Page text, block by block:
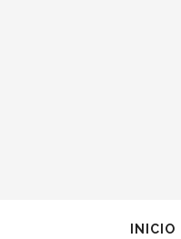
INICIO